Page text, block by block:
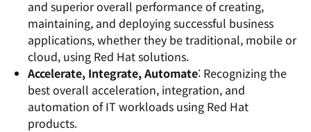
and superior overall performance of creating,
maintaining, and deploying successful business
applications, whether they be traditional, mobile or
cloud, using Red Hat solutions.
Accelerate, Integrate, Automate: Recognizing the
best overall acceleration, integration, and
automation of IT workloads using Red Hat
products.